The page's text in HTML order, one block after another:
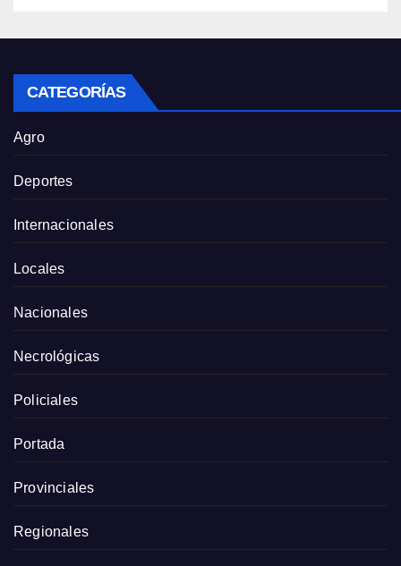
CATEGORÍAS
Agro
Deportes
Internacionales
Locales
Nacionales
Necrológicas
Policiales
Portada
Provinciales
Regionales